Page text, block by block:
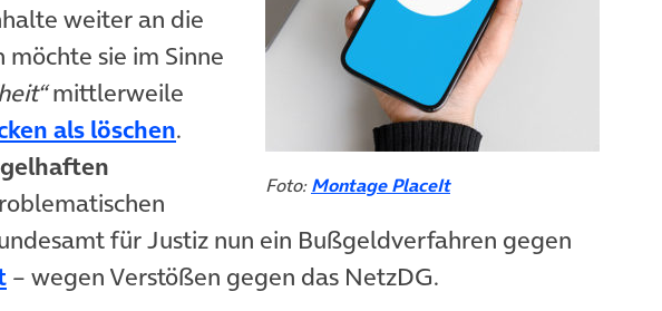
Foto:Montage PlaceIt
weiter an die
möchte sie im Sinne
mittlerweile
als löschen(öffnet in neuem Tab)
.
für Justiz nun ein Bußgeldverfahren gegen
(öffnet in neuem Tab)
– wegen Verstößen gegen das NetzDG.